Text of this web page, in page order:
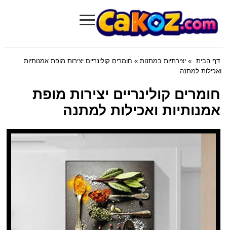
Cakoz.com
≡
דף הבית » יצירתיות במתנות » חומרים קולינריים יצירות מופת אמנותיות
ואכילות למתנה
חומרים קולינריים יצירות מופת
אמנותיות ואכילות למתנה